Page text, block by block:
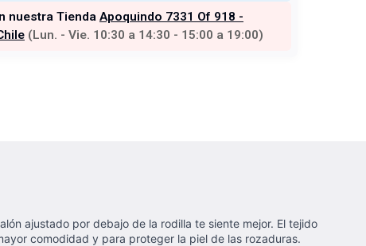
nuestra Tienda Apoquindo 7331 Of 918 -
(Lun. - Vie. 10:30 a 14:30 - 15:00 a 19:00)
ajustado por debajo de la rodilla te siente mejor. El tejido
comodidad y para proteger la piel de las rozaduras.